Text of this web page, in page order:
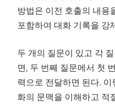
방법은 이전 호출의 내용
포함하여 대화 기록을 강
두 개의 질문이 있고 각
면, 두 번째 질문에서 첫
력으로 전달하면 된다.
화의 문맥을 이해하고 적